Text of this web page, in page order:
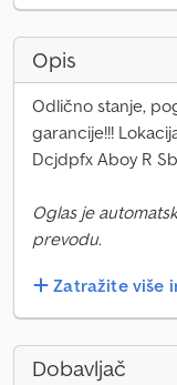
Opis
Odlično stanje,
garancije!!!
Dcjdpfx Aboy R
Oglas je
prevodu.
Zatražite više
Dobavljač